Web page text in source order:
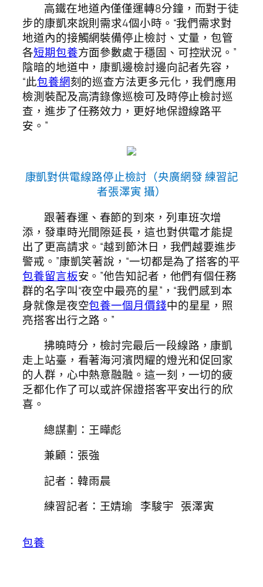
高鐵在地道內僅僅運轉8分鐘，而對于徒
步的康凱來說則需求4個小時。“我們需求對
地道內的接觸網裝備停止檢討、丈量，包管
各短期包養方面參數處于穩固、可控狀況。”
陰暗的地道中，康凱邊檢討邊向記者先容，
“此包養網刻的巡查方法更多元化，我們應用
檢測裝配及高清錄像巡檢可及時停止檢討巡
查，進步了任務效力，更好地保證線路平
安。”
康凱對供電線路停止檢討（央廣網發 練習記
者張澤寅 攝）
跟著春運、春節的到來，列車班次增
添，發車時光間隙延長，這也對供電才能提
出了更高請求。“越到節沐日，我們越要進步
警戒。”康凱笑著說，“一切都是為了搭客的平
包養留言板安。”他告知記者，他們有個任務
群的名字叫“夜空中最亮的星”，“我們感到本
身就像是夜空包養一個月價錢中的星星，照
亮搭客出行之路。”
拂曉時分，檢討完最后一段線路，康凱
走上站臺，看著海河濱閃耀的燈光和促回家
的人群，心中熱意融融。這一刻，一切的疲
乏都化作了可以或許保證搭客平安出行的欣
喜。
總謀劃：王曄彪
兼顧：張強
記者：韓雨晨
練習記者：王婧瑜 李駿宇 張澤寅
包養